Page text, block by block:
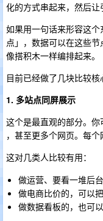
化的方式串起来，然后让
如果用一句话来形容这
点」，数据可以在这些
像搭积木一样编排起来。
目前已经做了几块比较核
1. 多站点同屏展示
这个是最直观的部分。
，甚至更多个网页。每个
这对几类人比较有用：
做运营、要看一堆后
做电商比价的，可以
做数据看板的，也可